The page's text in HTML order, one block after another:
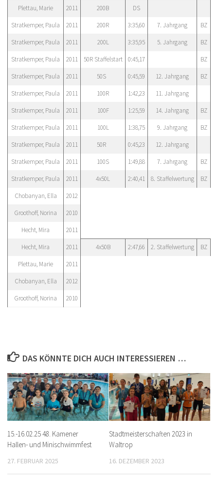
Plettau, Marie 2011 200B DS
Stratkemper, Paula 2011 200R 3:35,60 7. Jahrgang BZ
Stratkemper, Paula 2011 200L 3:35,95 5. Jahrgang BZ
Stratkemper, Paula 2011 50R Staffelstart 0:45,17 BZ
Stratkemper, Paula 2011 50S 0:45,59 12. Jahrgang BZ
Stratkemper, Paula 2011 100R 1:42,23 11. Jahrgang
Stratkemper, Paula 2011 100F 1:25,59 14. Jahrgang BZ
Stratkemper, Paula 2011 100L 1:38,75 9. Jahrgang BZ
Stratkemper, Paula 2011 50R 0:45,23 12. Jahrgang
Stratkemper, Paula 2011 100S 1:49,88 7. Jahrgang BZ
Stratkemper, Paula 2011 4x50L 2:40,41 8. Staffelwertung BZ
Chobanyan, Ella 2012
Groothoff, Norina 2010
Hecht, Mira 2011
Hecht, Mira 2011 4x50B 2:47,66 2. Staffelwertung BZ
Plettau, Marie 2011
Chobanyan, Ella 2012
Groothoff, Norina 2010
DAS KÖNNTE DICH AUCH INTERESSIEREN …
15.-16.02.25 48. Kamener
Hallen- und Minischwimmfest
27. FEBRUAR 2025
Stadtmeisterschaften 2023 in
Waltrop
16. DEZEMBER 2023